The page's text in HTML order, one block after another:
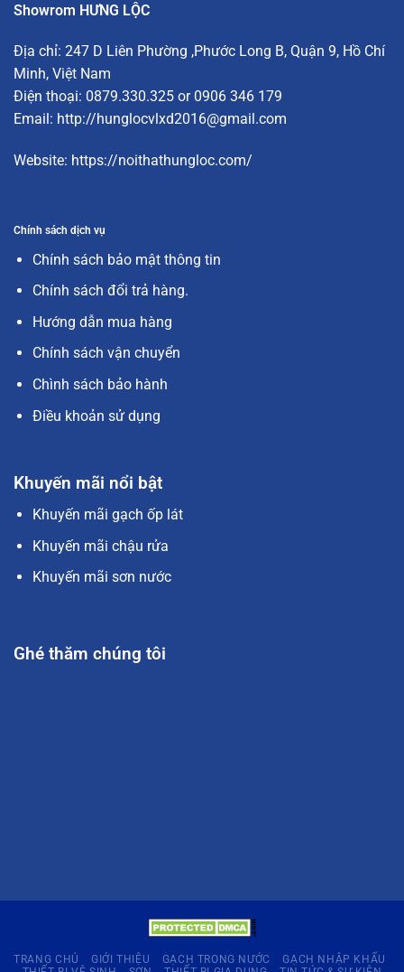
Showrom HƯNG LỘC
Địa chỉ: 247 D Liên Phường ,Phước Long B, Quận 9, Hồ Chí
Minh, Việt Nam
Điện thoại: 0879.330.325 or 0906 346 179
Email: http://hunglocvlxd2016@gmail.com
Website: https://noithathungloc.com/
Chính sách dịch vụ
Chính sách bảo mật thông tin
Chính sách đổi trả hàng.
Hướng dẫn mua hàng
Chính sách vận chuyển
Chình sách bảo hành
Điều khoản sử dụng
Khuyến mãi nổi bật
Khuyến mãi gạch ốp lát
Khuyến mãi chậu rửa
Khuyến mãi sơn nước
Ghé thăm chúng tôi
TRANG CHỦ GIỚI THIỆU GẠCH TRONG NƯỚC
GẠCH NHẬP KHẨU